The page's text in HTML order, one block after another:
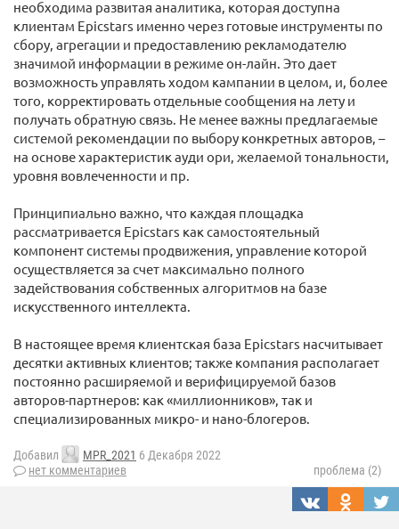
необходима развитая аналитика, которая доступна
клиентам Epicstars именно через готовые инструменты по
сбору, агрегации и предоставлению рекламодателю
значимой информации в режиме он-лайн. Это дает
возможность управлять ходом кампании в целом, и, более
того, корректировать отдельные сообщения на лету и
получать обратную связь. Не менее важны предлагаемые
системой рекомендации по выбору конкретных авторов, –
на основе характеристик ауди ори, желаемой тональности,
уровня вовлеченности и пр.
Принципиально важно, что каждая площадка
рассматривается Epicstars как самостоятельный
компонент системы продвижения, управление которой
осуществляется за счет максимально полного
задействования собственных алгоритмов на базе
искусственного интеллекта.
В настоящее время клиентская база Epicstars насчитывает
десятки активных клиентов; также компания располагает
постоянно расширяемой и верифицируемой базов
авторов-партнеров: как «миллионников», так и
специализированных микро- и нано-блогеров.
Добавил MPR_2021 6 Декабря 2022
нет комментариев
проблема (2)